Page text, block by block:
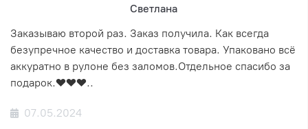
Светлана
Заказываю второй раз. Заказ получила. Как всегда
безупречное качество и доставка товара. Упаковано всё
аккуратно в рулоне без заломов.Отдельное спасибо за
подарок.❤️❤️❤️..
07.05.2024